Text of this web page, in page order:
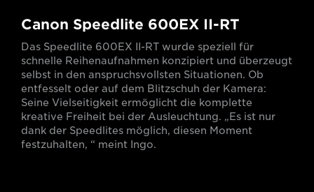
Canon Speedlite 600EX II-RT
Das Speedlite 600EX II-RT wurde speziell für
schnelle Reihenaufnahmen konzipiert und überzeugt
selbst in den anspruchsvollsten Situationen. Ob
entfesselt oder auf dem Blitzschuh der Kamera:
Seine Vielseitigkeit ermöglicht die komplette
kreative Freiheit bei der Ausleuchtung. „Es ist nur
dank der Speedlites möglich, diesen Moment
festzuhalten, “ meint Ingo.